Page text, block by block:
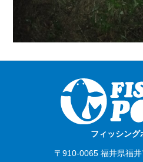
フィッシング
〒910-0065 福井県福